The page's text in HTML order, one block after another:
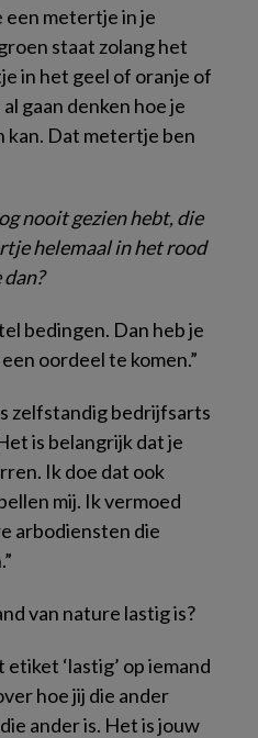
een metertje in je
staat zolang het
in het geel of oranje of
gaan denken hoe je
kan. Dat metertje ben
nooit gezien hebt, die
helemaal in het rood
bedingen. Dan heb je
oordeel te komen.”
zelfstandig bedrijfsarts
is belangrijk dat je
Ik doe dat ook
mij. Ik vermoed
arbodiensten die
van nature lastig is?
‘lastig’ op iemand
hoe jij die ander
ander is. Het is jouw